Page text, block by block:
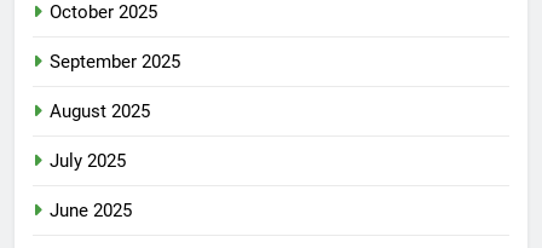
October 2025
September 2025
August 2025
July 2025
June 2025